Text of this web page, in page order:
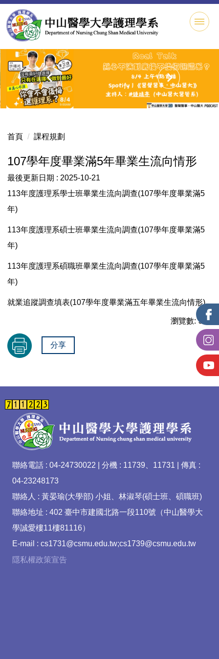
到
主
容
首頁 課程規劃
107學年度畢業滿5年畢業生流向情形
最後更新日期 : 2025-10-21
113年度護理系學士班畢業生流向調查(107學年度畢業滿5
年)
113年度護理系碩士班畢業生流向調查(107學年度畢業滿5
年)
113年度護理系碩職班畢業生流向調查(107學年度畢業滿5
年)
就業追蹤調查填表(107學年度畢業滿五年畢業生流向情形)
瀏覽數: 581
分享
聯絡電話 : 04-24730022 | 分機 : 11739、11731 | 傳真 :
04-23248173
聯絡人 : 黃晏瑜(大學部) 小姐、林淑琴(碩士班、碩職班)
聯絡地址 : 402 臺中市建國北路一段110號（中山醫學大
學誠愛樓11樓81116）
E-mail : cs1731@csmu.edu.tw;cs1739@csmu.edu.tw
隱私權政策宣告